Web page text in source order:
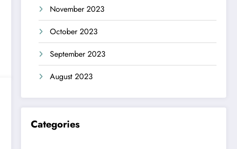
November 2023
October 2023
September 2023
August 2023
Categories